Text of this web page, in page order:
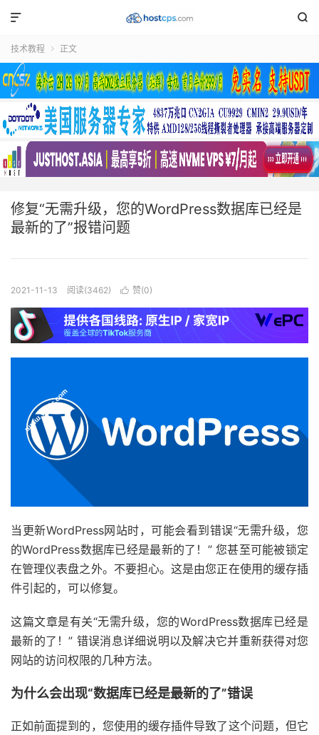


技术教程  正文
修复“无需升级，您的WordPress数据库已经是
最新的了”报错问题
2021-11-13 阅读(3462)  赞(0)
当更新WordPress网站时，可能会看到错误“无需升级，您
的WordPress数据库已经是最新的了！” 您甚至可能被锁定
在管理仪表盘之外。不要担心。这是由您正在使用的缓存插
件引起的，可以修复。
这篇文章是有关“无需升级，您的WordPress数据库已经是
最新的了！” 错误消息详细说明以及解决它并重新获得对您
网站的访问权限的几种方法。
为什么会出现“数据库已经是最新的了”错误
正如前面提到的，您使用的缓存插件导致了这个问题，但它